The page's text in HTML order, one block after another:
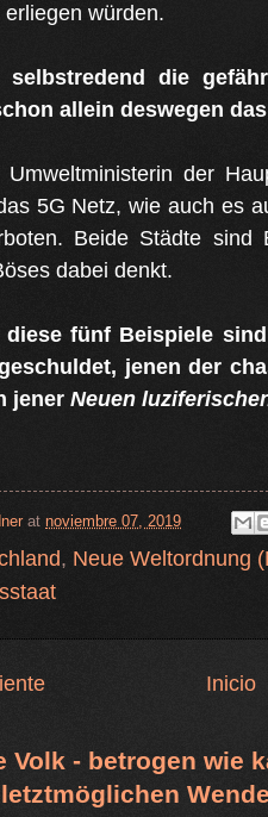
würden.
die
allein deswegen
der
5G Netz, wie auch es
Beide Städte sind
dabei denkt.
fünf Beispiele
jenen der
jener Neuen
at noviembre 07, 2019
, Neue Weltordnung
Inicio
Volk - betrogen wie